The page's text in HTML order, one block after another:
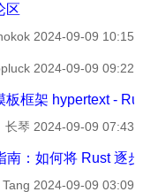
区
2024-09-09 10:15
2024-09-09 09:22
板框架 hypertext -
长琴 2024-09-09 07:43
南：如何将 Rust 逐
2024-09-09 03:09